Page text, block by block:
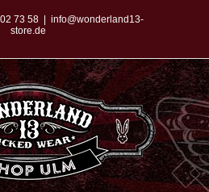
73 58
info@wonderland13-
store.de